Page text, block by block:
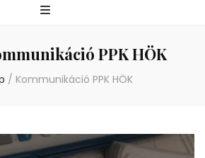
PPK HÖK
/ Kommunikáció PPK HÖK